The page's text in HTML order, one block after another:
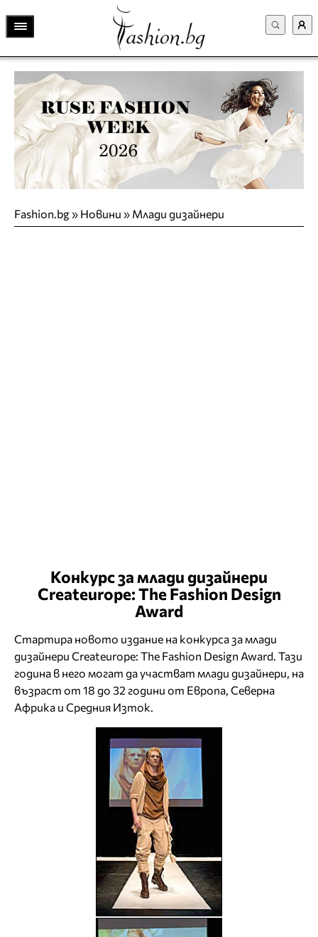
Fashion.bg» Новини » Млади дизайнери
Конкурс за млади дизайнери
Createurope: The Fashion Design
Award
Стартира новото издание на конкурса за млади
дизайнери Createurope: The Fashion Design Award. Тази
година в него могат да участват млади дизайнери, на
възраст от 18 до 32 години от Европа, Северна
Африка и Средния Изток.